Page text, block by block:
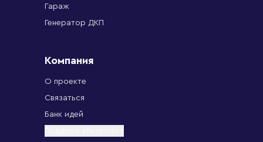
Гараж
Генератор ДКП
Компания
О проекте
Связаться
Банк идей